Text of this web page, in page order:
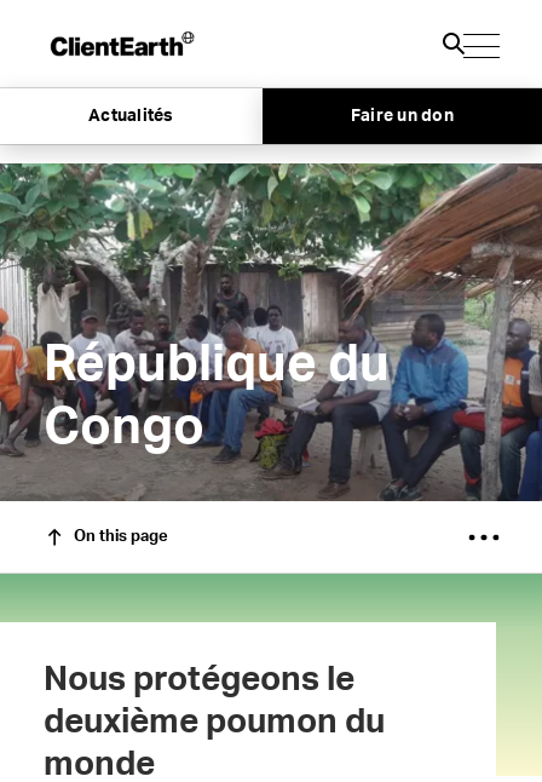
Actualités Faire un don
République du
Congo
On this page
Nous protégeons le
deuxième poumon du
monde